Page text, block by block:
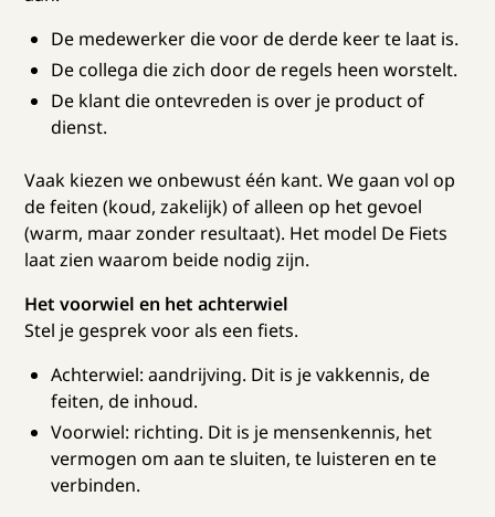
De medewerker die voor de derde keer te laat is.
De collega die zich door de regels heen worstelt.
De klant die ontevreden is over je product of
dienst.
Vaak kiezen we onbewust één kant. We gaan vol op
de feiten (koud, zakelijk) of alleen op het gevoel
(warm, maar zonder resultaat). Het model De Fiets
laat zien waarom beide nodig zijn.
Het voorwiel en het achterwiel
Stel je gesprek voor als een fiets.
Achterwiel: aandrijving. Dit is je vakkennis, de
feiten, de inhoud.
Voorwiel: richting. Dit is je mensenkennis, het
vermogen om aan te sluiten, te luisteren en te
verbinden.